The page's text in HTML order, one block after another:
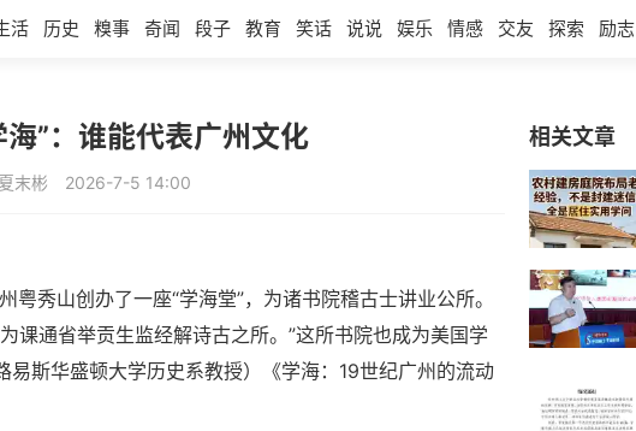
活 历史 糗事 奇闻 段子 教育 笑话 说说 娱乐 情感 交友 探索 励志
”：谁能代表广州文化
末彬 2026-7-5 14:00
秀山创办了一座“学海堂”，为诸书院稽古士讲业公所。
课通省举贡生监经解诗古之所。”这所书院也成为美国学
斯华盛顿大学历史系教授）《学海：19世纪广州的流动
相关文章